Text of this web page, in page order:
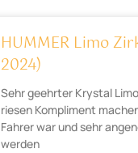
HUMMER Limo
2024)
Sehr geehrter Krystal
riesen Kompliment
Fahrer war und sehr
werden